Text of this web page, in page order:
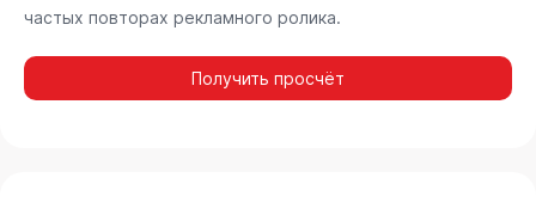
частых повторах рекламного ролика.
Получить просчёт